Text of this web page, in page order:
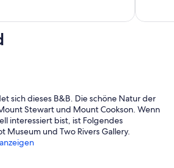
sich dieses B&B. Die schöne Natur der
Stewart und Mount Cookson. Wenn
interessiert bist, ist Folgendes
Museum und Two Rivers Gallery.